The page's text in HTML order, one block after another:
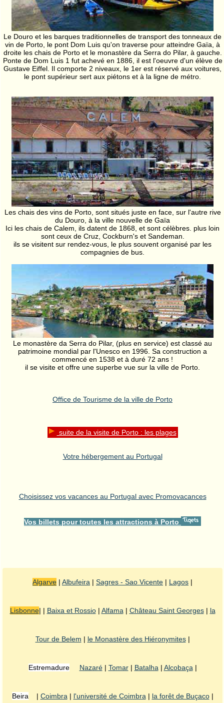
Le Douro et les barques traditionnelles de transport des tonneaux de
vin de Porto, le pont Dom Luis qu'on traverse pour atteindre Gaïa, à
droite les chais de Porto et le monastère da Serra do Pilar, à gauche.
Ponte de Dom Luis 1 fut achevé en 1886, il est l'oeuvre d'un élève de
Gustave Eiffel. Il comporte 2 niveaux, le 1er est réservé aux voitures,
le pont supérieur sert aux piétons et à la ligne de métro.
Les chais des vins de Porto, sont situés juste en face, sur l'autre rive
du Douro, à la ville nouvelle de Gaïa
Ici les chais de Calem, ils datent de 1868, et sont célèbres. plus loin
sont ceux de Cruz, Cockburn's et Sandeman.
ils se visitent sur rendez-vous, le plus souvent organisé par les
compagnies de bus.
Le monastère da Serra do Pilar, (plus en service) est classé au
patrimoine mondial par l'Unesco en 1996. Sa construction a
commencé en 1538 et à duré 72 ans !
il se visite et offre une superbe vue sur la ville de Porto.
Office de Tourisme de la ville de Porto
suite de la visite de Porto : les plages
Votre hébergement au Portugal
Choisissez vos vacances au Portugal avec Promovacances
Vos billets pour toutes les attractions à Porto
Algarve | Albufeira | Sagres - Sao Vicente | Lagos |
Lisbonne| | Baixa et Rossio| Alfama| Château Saint Georges| la
Tour de Belem | le Monastère des Hiéronymites|
Estremadure Nazaré| Tomar| Batalha| Alcobaça|
Beira| Coimbra| l'université de Coimbra| la forêt de Buçaco|